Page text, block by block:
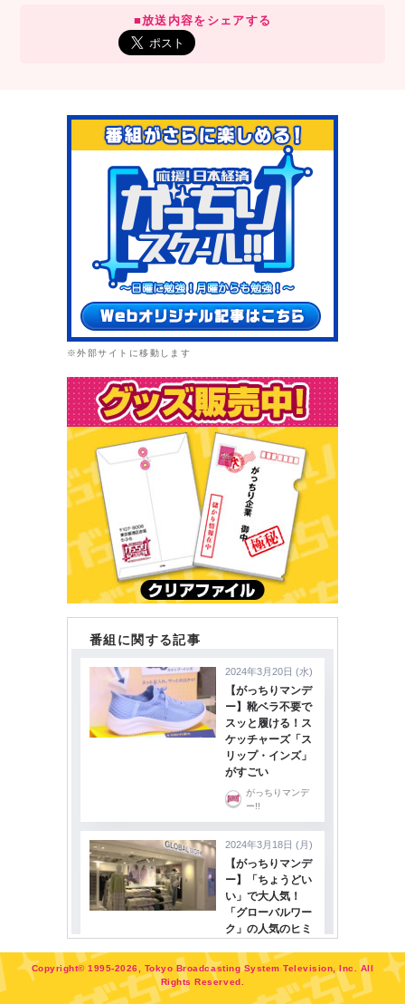
■放送内容をシェアする
※外部サイトに移動します
番組に関する記事
Copyright©1995-2026, Tokyo Broadcasting System Television, Inc. All
Rights Reserved.